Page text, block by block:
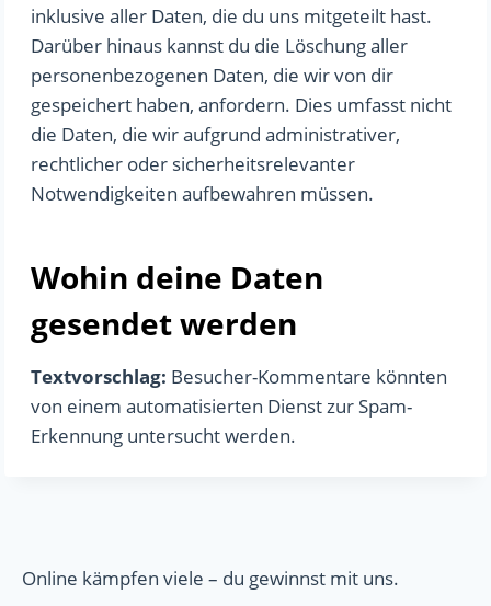
inklusive aller Daten, die du uns mitgeteilt hast.
Darüber hinaus kannst du die Löschung aller
personenbezogenen Daten, die wir von dir
gespeichert haben, anfordern. Dies umfasst nicht
die Daten, die wir aufgrund administrativer,
rechtlicher oder sicherheitsrelevanter
Notwendigkeiten aufbewahren müssen.
Wohin deine Daten
gesendet werden
Textvorschlag: Besucher-Kommentare könnten
von einem automatisierten Dienst zur Spam-
Erkennung untersucht werden.
Online kämpfen viele – du gewinnst mit uns.